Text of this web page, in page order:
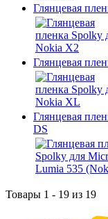
Глянцевая
Глянцевая
Глянцевая
DS
Товары 1 - 19 из 19